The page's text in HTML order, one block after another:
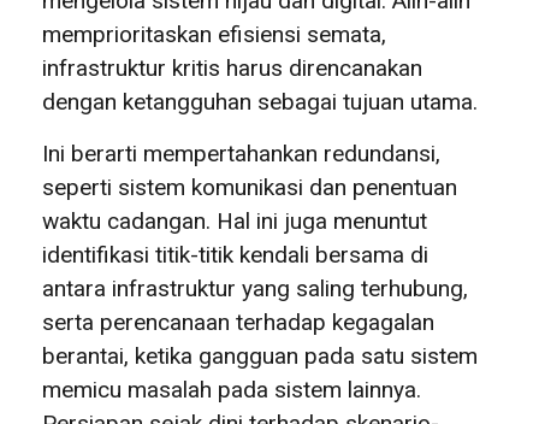
memprioritaskan efisiensi semata,
infrastruktur kritis harus direncanakan
dengan ketangguhan sebagai tujuan utama.
Ini berarti mempertahankan redundansi,
seperti sistem komunikasi dan penentuan
waktu cadangan. Hal ini juga menuntut
identifikasi titik-titik kendali bersama di
antara infrastruktur yang saling terhubung,
serta perencanaan terhadap kegagalan
berantai, ketika gangguan pada satu sistem
memicu masalah pada sistem lainnya.